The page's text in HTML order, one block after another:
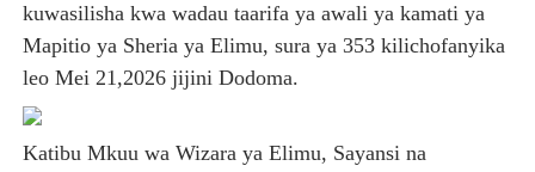
kuwasilisha kwa wadau taarifa ya awali ya kamati ya
Mapitio ya Sheria ya Elimu, sura ya 353 kilichofanyika
leo Mei 21,2026 jijini Dodoma.
Katibu Mkuu wa Wizara ya Elimu, Sayansi na